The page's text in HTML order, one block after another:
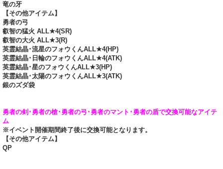
竜の牙
【その他アイテム】
勇者の弓
叡智の猛火 ALL★4(SR)
叡智の大火 ALL★3(R)
英霊結晶･流星のフォウくんALL★4(HP)
英霊結晶･日輪のフォウくんALL★4(ATK)
英霊結晶･星のフォウくんALL★3(HP)
英霊結晶･太陽のフォウくんALL★3(ATK)
銀のズダ袋
勇者の剣･勇者の槍･勇者の弓･勇者のマント･勇者の盾で交換可能なアイテ
ム
※イベント開催期間終了後に交換可能となります。
【その他アイテム】
QP